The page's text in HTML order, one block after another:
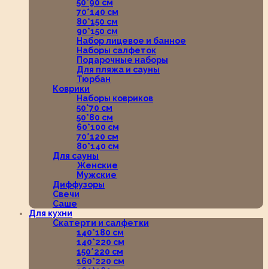
50*90 см
70*140 см
80*150 см
90*150 см
Набор лицевое и банное
Наборы салфеток
Подарочные наборы
Для пляжа и сауны
Тюрбан
Коврики
Наборы ковриков
50*70 см
50*80 см
60*100 см
70*120 см
80*140 см
Для сауны
Женские
Мужские
Диффузоры
Свечи
Саше
Для кухни
Скатерти и салфетки
140*180 см
140*220 см
150*220 см
160*220 см